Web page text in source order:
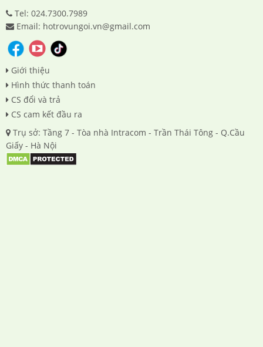
Tel: 024.7300.7989
Email: hotrovungoi.vn@gmail.com
Giới thiệu
Hình thức thanh toán
CS đổi và trả
CS cam kết đầu ra
Trụ sở: Tầng 7 - Tòa nhà Intracom - Trần Thái Tông - Q.Cầu
Giấy - Hà Nội